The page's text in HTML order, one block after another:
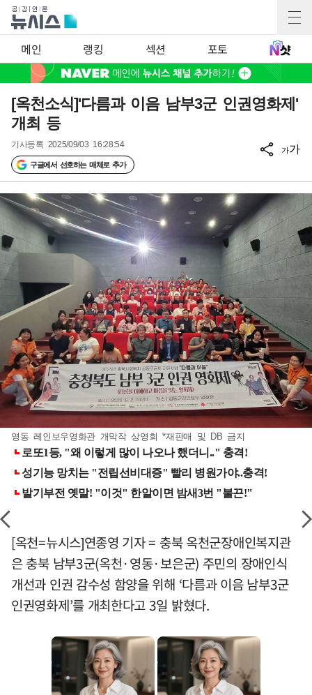
메인 랭킹 섹션 포토
[옥천소식]'다름과 이음 남부3군 인권영화제'
개최 등
기사등록 2025/09/03 16:28:54
구글에서 선호하는 매체로 추가
가가
영동 레인보우영화관 개막작 상영회 *재판매 및 DB 금지
[옥천=뉴시스]연종영 기자 = 충북 옥천군장애인복지관
은 충북 남부3군(옥천·영동·보은군) 주민의 장애인식
개선과 인권 감수성 함양을 위해 ‘다름과 이음 남부3군
인권영화제’를 개최한다고 3일 밝혔다.